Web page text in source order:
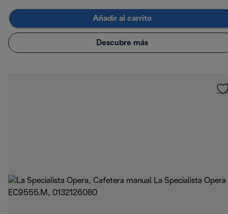
Añadir al carrito
Descubre más